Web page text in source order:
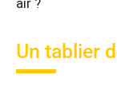
Un tablier